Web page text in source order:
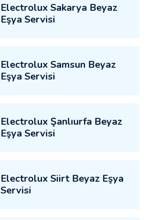
Electrolux Sakarya Beyaz
Eşya Servisi
Electrolux Samsun Beyaz
Eşya Servisi
Electrolux Şanlıurfa Beyaz
Eşya Servisi
Electrolux Siirt Beyaz Eşya
Servisi